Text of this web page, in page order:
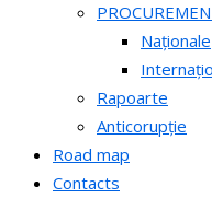
Naționale
Rapoarte
Anticorupție
Road map
Contacts